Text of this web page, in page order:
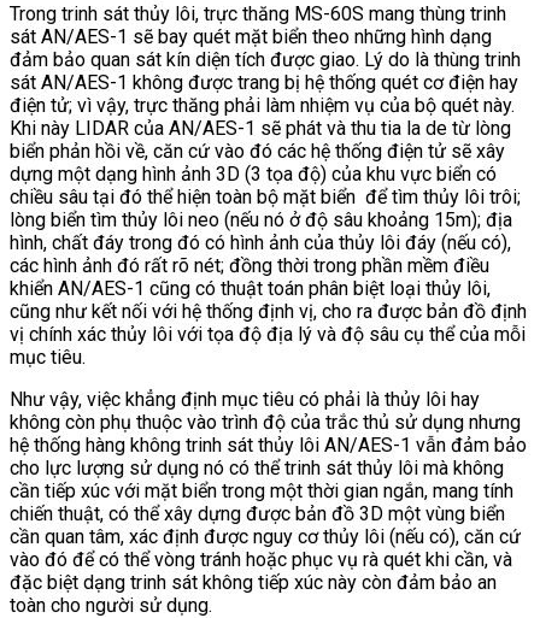
Trong trinh sát thủy lôi, trực thăng MS-60S mang thùng trinh
sát AN/AES-1 sẽ bay quét mặt biển theo những hình dạng
đảm bảo quan sát kín diện tích được giao. Lý do là thùng trinh
sát AN/AES-1 không được trang bị hệ thống quét cơ điện hay
điện tử; vì vậy, trực thăng phải làm nhiệm vụ của bộ quét này.
Khi này LIDAR của AN/AES-1 sẽ phát và thu tia la de từ lòng
biển phản hồi về, căn cứ vào đó các hệ thống điện tử sẽ xây
dựng một dạng hình ảnh 3D (3 tọa độ) của khu vực biển có
chiều sâu tại đó thể hiện toàn bộ mặt biển để tìm thủy lôi trôi;
lòng biển tìm thủy lôi neo (nếu nó ở độ sâu khoảng 15m); địa
hình, chất đáy trong đó có hình ảnh của thủy lôi đáy (nếu có),
các hình ảnh đó rất rõ nét; đồng thời trong phần mềm điều
khiển AN/AES-1 cũng có thuật toán phân biệt loại thủy lôi,
cũng như kết nối với hệ thống định vị, cho ra được bản đồ định
vị chính xác thủy lôi với tọa độ địa lý và độ sâu cụ thể của mỗi
mục tiêu.
Như vậy, việc khẳng định mục tiêu có phải là thủy lôi hay
không còn phụ thuộc vào trình độ của trắc thủ sử dụng nhưng
hệ thống hàng không trinh sát thủy lôi AN/AES-1 vẫn đảm bảo
cho lực lượng sử dụng nó có thể trinh sát thủy lôi mà không
cần tiếp xúc với mặt biển trong một thời gian ngắn, mang tính
chiến thuật, có thể xây dựng được bản đồ 3D một vùng biển
cần quan tâm, xác định được nguy cơ thủy lôi (nếu có), căn cứ
vào đó để có thể vòng tránh hoặc phục vụ rà quét khi cần, và
đặc biệt dạng trinh sát không tiếp xúc này còn đảm bảo an
toàn cho người sử dụng.